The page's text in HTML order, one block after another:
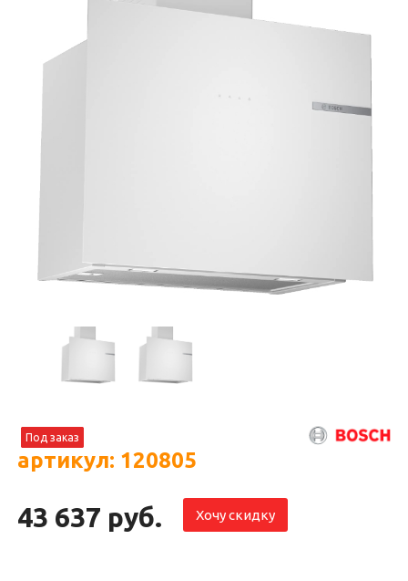
Под заказ
артикул: 120805
43 637 руб. Хочу скидку